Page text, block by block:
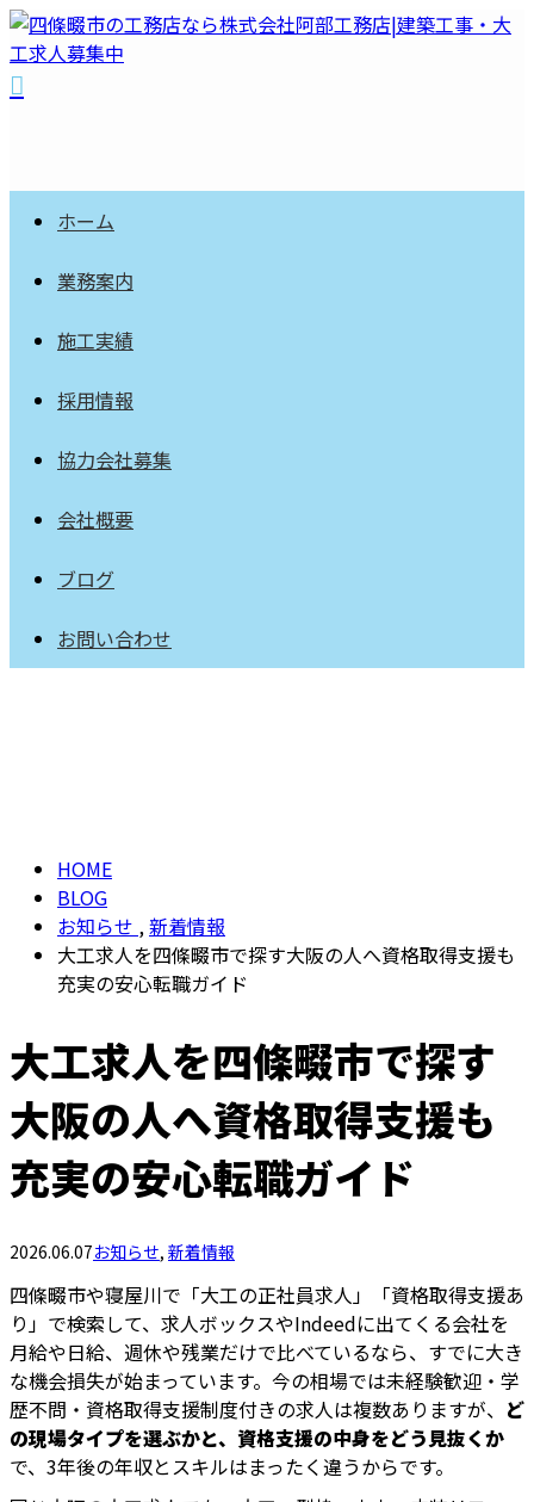
ホーム
業務案内
施工実績
採用情報
協力会社募集
会社概要
ブログ
お問い合わせ
HOME
BLOG
お知らせ ,新着情報
大工求人を四條畷市で探す大阪の人へ資格取得支援も
充実の安心転職ガイド
大工求人を四條畷市で探す
大阪の人へ資格取得支援も
充実の安心転職ガイド
2026.06.07お知らせ, 新着情報
四條畷市や寝屋川で「大工の正社員求人」「資格取得支援あ
り」で検索して、求人ボックスやIndeedに出てくる会社を
月給や日給、週休や残業だけで比べているなら、すでに大き
な機会損失が始まっています。今の相場では未経験歓迎・学
歴不問・資格取得支援制度付きの求人は複数ありますが、 ど
の現場タイプを選ぶかと、資格支援の中身をどう見抜くか
で、3年後の年収とスキルはまったく違うからです。